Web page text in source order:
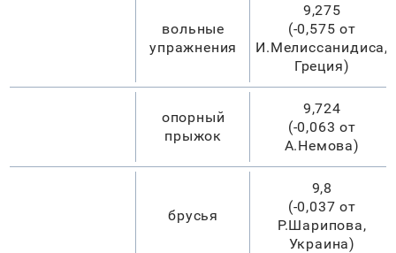
вольные
упражнения
9,275
(-0,575 от
И.Мелиссанидиса,
Греция)
опорный
прыжок
9,724
(-0,063 от
А.Немова)
брусья
9,8
(-0,037 от
Р.Шарипова,
Украина)